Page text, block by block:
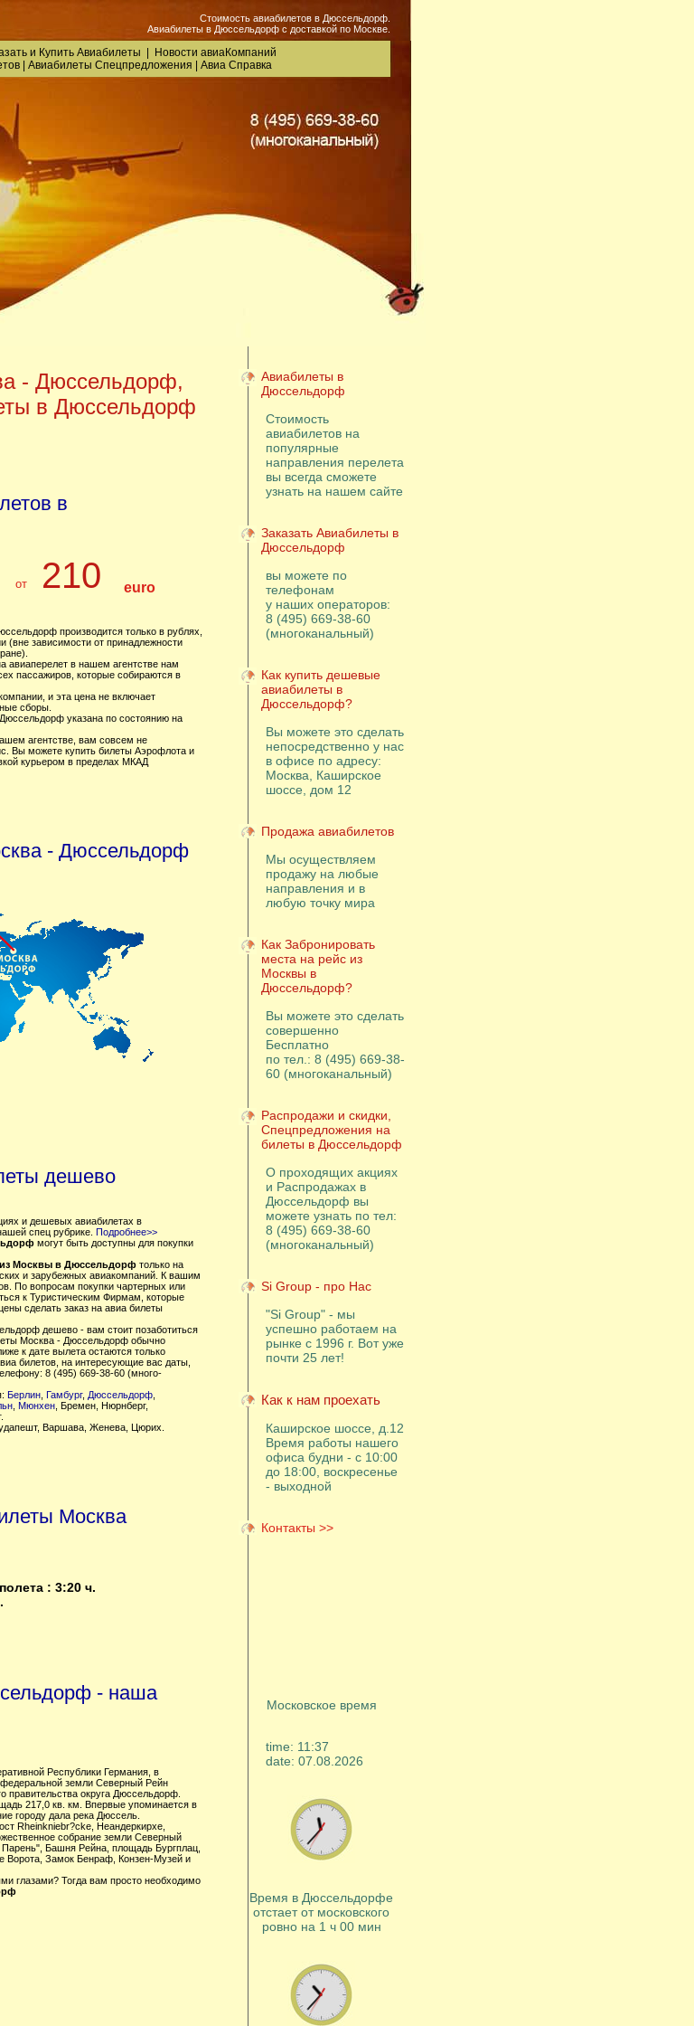
Стоимость авиабилетов в Дюссельдорф.
Авиабилеты в Дюссельдорф с доставкой по Москве.
и Купить Авиабилеты
Новости авиаКомпаний
| Авиабилеты Спецпредложения Авиа Справка
- Дюссельдорф,
в Дюссельдорф
в
от 210 euro
производится только в рублях,
(вне зависимости от принадлежности
авиаперелет в нашем агентстве нам
пассажиров, которые собираются в
и эта цена не включает
сборы.
указана по состоянию на
агентстве, вам совсем не
Вы можете купить билеты Аэрофлота и
курьером в пределах МКАД
- Дюссельдорф
дешево
и дешевых авиабилетах в
спец рубрике. Подробнее>>
могут быть доступны для покупки
Москвы в Дюссельдорфтолько на
и зарубежных авиакомпаний. К вашим
По вопросам покупки чартерных или
к Туристическим Фирмам, которые
сделать заказ на авиа билеты
дешево - вам стоит позаботиться
Москва - Дюссельдорф обычно
к дате вылета остаются только
билетов, на интересующие вас даты,
8 (495) 669-38-60 (много-
Берлин, Гамбург, Дюссельдорф,
, Мюнхен, Бремен, Нюрнберг,
, Варшава, Женева, Цюрих
Москва
: 3:20 ч.
- наша
Республики Германия, в
земли Северный Рейн
правительства округа Дюссельдорф.
217,0 кв. км. Впервые упоминается в
городу дала река Дюссель.
Rheinkniebr?cke, Неандеркирхе,
собрание земли Северный
Башня Рейна, площадь Бургплац,
Ворота, Замок Бенраф, Конзен-Музей и
глазами? Тогда вам просто необходимо
Авиабилеты в
Дюссельдорф
Стоимость
авиабилетов на
популярные
направления перелета
вы всегда сможете
узнать на нашем сайте
Заказать Авиабилеты в
Дюссельдорф
вы можете по
телефонам
у наших операторов:
8 (495) 669-38-60
(многоканальный)
Как купить дешевые
авиабилеты в
Дюссельдорф?
Вы можете это сделать
непосредственно у нас
в офисе по адресу:
Москва, Каширское
шоссе, дом 12
Продажа авиабилетов
Мы осуществляем
продажу на любые
направления и в
любую точку мира
Как Забронировать
места на рейс из
Москвы в
Дюссельдорф?
Вы можете это сделать
совершенно
Бесплатно
по тел.: 8 (495) 669-38-
60 (многоканальный)
Распродажи и скидки,
Спецпредложения на
билеты в Дюссельдорф
О проходящих акциях
и Распродажах в
Дюссельдорф вы
можете узнать по тел:
8 (495) 669-38-60
(многоканальный)
Si Group - про Нас
"Si Group" - мы
успешно работаем на
рынке с 1996 г. Вот уже
почти 25 лет!
Как к нам проехать
Каширское шоссе, д.12
Время работы нашего
офиса будни - с 10:00
до 18:00, воскресенье
- выходной
Контакты >>
Московское время
time: 11 :37
date: 07 08 2026
Время в Дюссельдорфе
отстает от московского
ровно на 1 ч 00 мин